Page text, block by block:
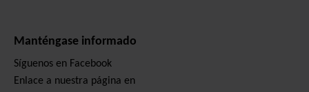
Manténgase informado
Síguenos en Facebook
Enlace a nuestra página en